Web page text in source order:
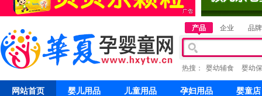
产品 企业 品牌
热搜： 婴幼辅食 婴幼
网站首页 婴儿用品 儿童用品 孕妇用品 婴童店